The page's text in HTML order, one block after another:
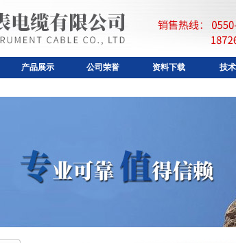
产品展示 公司荣誉 资料下载 技